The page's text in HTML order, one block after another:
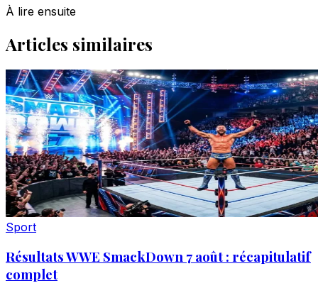
À lire ensuite
Articles similaires
Sport
Résultats WWE SmackDown 7 août : récapitulatif
complet